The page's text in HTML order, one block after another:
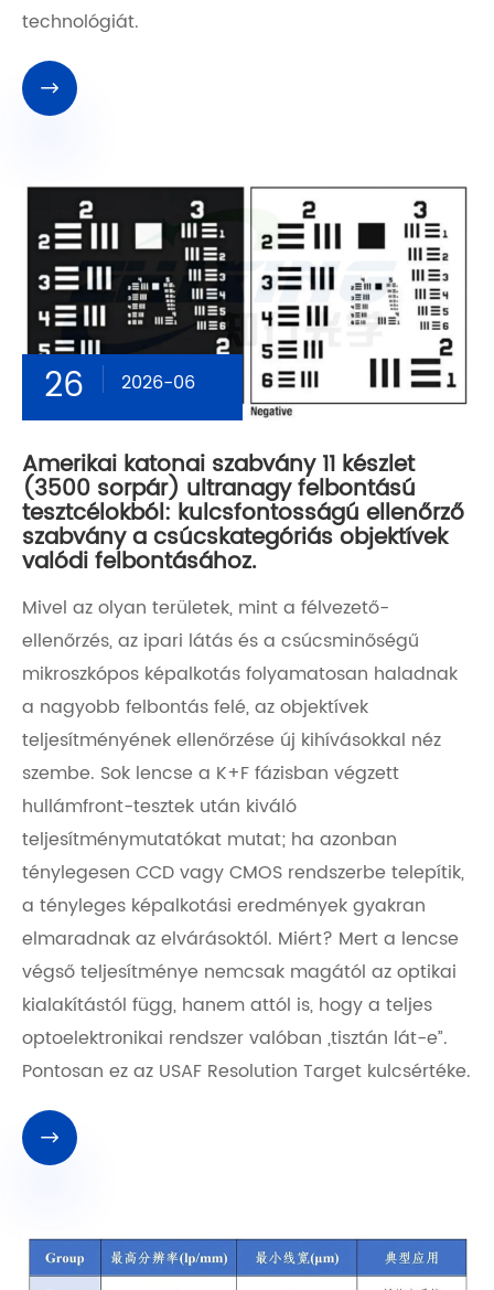
technológiát.

26 2026-06
Amerikai katonai szabvány 11 készlet
(3500 sorpár) ultranagy felbontású
tesztcélokból: kulcsfontosságú ellenőrző
szabvány a csúcskategóriás objektívek
valódi felbontásához.
Mivel az olyan területek, mint a félvezető-
ellenőrzés, az ipari látás és a csúcsminőségű
mikroszkópos képalkotás folyamatosan haladnak
a nagyobb felbontás felé, az objektívek
teljesítményének ellenőrzése új kihívásokkal néz
szembe. Sok lencse a K+F fázisban végzett
hullámfront-tesztek után kiváló
teljesítménymutatókat mutat; ha azonban
ténylegesen CCD vagy CMOS rendszerbe telepítik,
a tényleges képalkotási eredmények gyakran
elmaradnak az elvárásoktól. Miért? Mert a lencse
végső teljesítménye nemcsak magától az optikai
kialakítástól függ, hanem attól is, hogy a teljes
optoelektronikai rendszer valóban „tisztán lát-e”.
Pontosan ez az USAF Resolution Target kulcsértéke.
